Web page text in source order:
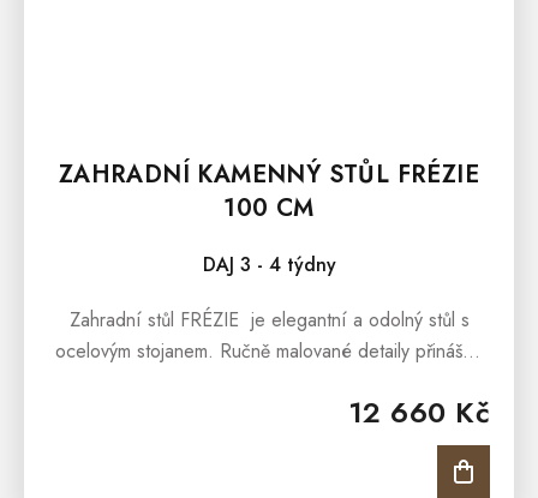
ZAHRADNÍ KAMENNÝ STŮL FRÉZIE
100 CM
DAJ 3 - 4 týdny
12 660 Kč
Zahradní stůl FRÉZIE je elegantní a odolný stůl s
ocelovým stojanem. Ručně malované detaily přinášejí